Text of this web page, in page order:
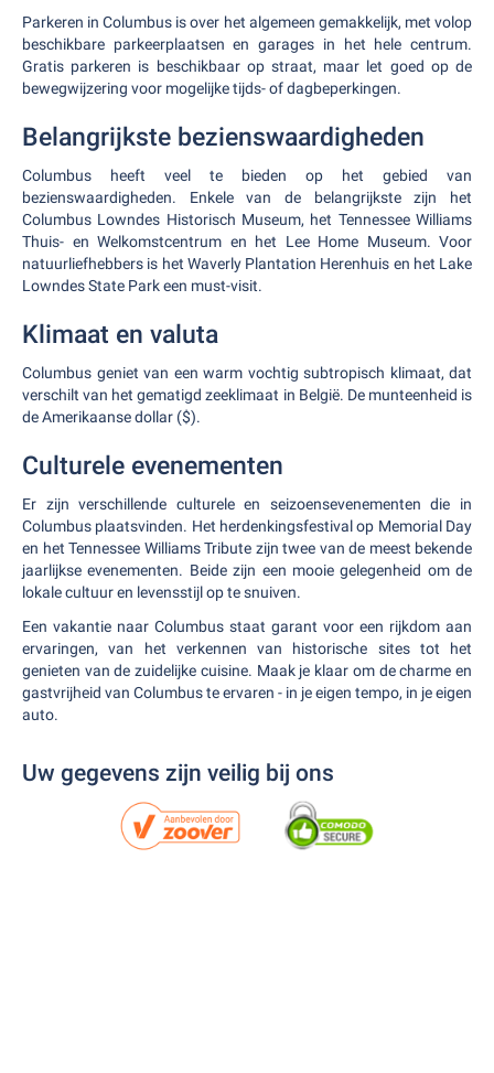
Parkeren in Columbus is over het algemeen gemakkelijk, met volop
beschikbare parkeerplaatsen en garages in het hele centrum.
Gratis parkeren is beschikbaar op straat, maar let goed op de
bewegwijzering voor mogelijke tijds- of dagbeperkingen.
Belangrijkste bezienswaardigheden
Columbus heeft veel te bieden op het gebied van
bezienswaardigheden. Enkele van de belangrijkste zijn het
Columbus Lowndes Historisch Museum, het Tennessee Williams
Thuis- en Welkomstcentrum en het Lee Home Museum. Voor
natuurliefhebbers is het Waverly Plantation Herenhuis en het Lake
Lowndes State Park een must-visit.
Klimaat en valuta
Columbus geniet van een warm vochtig subtropisch klimaat, dat
verschilt van het gematigd zeeklimaat in België. De munteenheid is
de Amerikaanse dollar ($).
Culturele evenementen
Er zijn verschillende culturele en seizoensevenementen die in
Columbus plaatsvinden. Het herdenkingsfestival op Memorial Day
en het Tennessee Williams Tribute zijn twee van de meest bekende
jaarlijkse evenementen. Beide zijn een mooie gelegenheid om de
lokale cultuur en levensstijl op te snuiven.
Een vakantie naar Columbus staat garant voor een rijkdom aan
ervaringen, van het verkennen van historische sites tot het
genieten van de zuidelijke cuisine. Maak je klaar om de charme en
gastvrijheid van Columbus te ervaren - in je eigen tempo, in je eigen
auto.
Uw gegevens zijn veilig bij ons